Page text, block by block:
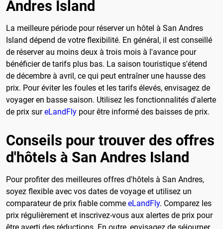
Andres Island
La meilleure période pour réserver un hôtel à San Andres
Island dépend de votre flexibilité. En général, il est conseillé
de réserver au moins deux à trois mois à l'avance pour
bénéficier de tarifs plus bas. La saison touristique s'étend
de décembre à avril, ce qui peut entraîner une hausse des
prix. Pour éviter les foules et les tarifs élevés, envisagez de
voyager en basse saison. Utilisez les fonctionnalités d'alerte
de prix sureLandFly pour être informé des baisses de prix.
Conseils pour trouver des offres
d'hôtels à San Andres Island
Pour profiter des meilleures offres d'hôtels à San Andres,
soyez flexible avec vos dates de voyage et utilisez un
comparateur de prix fiable comme eLandFly. Comparez les
prix régulièrement et inscrivez-vous aux alertes de prix pour